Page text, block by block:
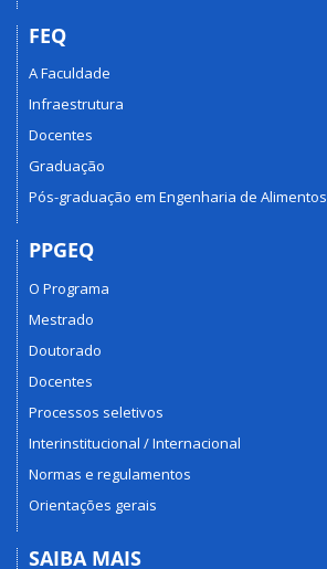
FEQ
A Faculdade
Infraestrutura
Docentes
Graduação
Pós-graduação em Engenharia de Alimentos
PPGEQ
O Programa
Mestrado
Doutorado
Docentes
Processos seletivos
Interinstitucional / Internacional
Normas e regulamentos
Orientações gerais
SAIBA MAIS